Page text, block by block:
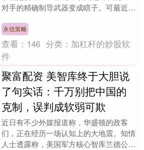
对手的精确制导武器变成瞎子。可最近伊
不仅没失灵，反而....
永信策略
查看： 146 分类： 加杠杆的炒股软
件
聚富配资 美智库终于大胆说
了句实话：千万别把中国的
克制，误判成软弱可欺
近日有不少外媒报道称，华盛顿的政客
们，正在经历一场认知上的大地震。知情
人士透露称，美国军方核心智库兰德公司